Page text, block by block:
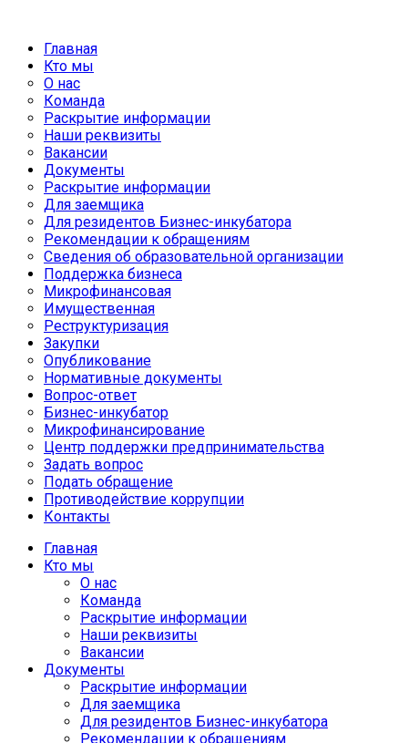
Главная
Кто мы
О нас
Команда
Раскрытие информации
Наши реквизиты
Вакансии
Документы
Раскрытие информации
Для заемщика
Для резидентов Бизнес-инкубатора
Рекомендации к обращениям
Сведения об образовательной организации
Поддержка бизнеса
Микрофинансовая
Имущественная
Реструктуризация
Закупки
Опубликование
Нормативные документы
Вопрос-ответ
Бизнес-инкубатор
Микрофинансирование
Центр поддержки предпринимательства
Задать вопрос
Подать обращение
Противодействие коррупции
Контакты
Главная
Кто мы
О нас
Команда
Раскрытие информации
Наши реквизиты
Вакансии
Документы
Раскрытие информации
Для заемщика
Для резидентов Бизнес-инкубатора
Рекомендации к обращениям